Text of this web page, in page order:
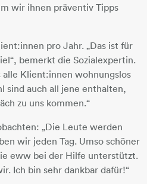
wir ihnen präventiv Tipps
pro Jahr. „Das ist für
bemerkt die Sozialexpertin.
alle Klient:innen wohnungslos
sind auch all jene enthalten,
zu uns kommen.“
„Die Leute werden
wir jeden Tag. Umso schöner
eww bei der Hilfe unterstützt.
Ich bin sehr dankbar dafür!“